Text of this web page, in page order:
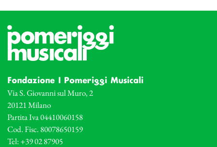
Fondazione I Pomeriggi Musicali
Via S. Giovanni sul Muro, 2
20121 Milano
Partita Iva 04410060158
Cod. Fisc. 80078650159
Tel: +39 02 87905